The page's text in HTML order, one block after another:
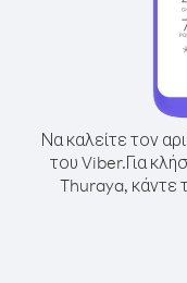
Να καλείτε τον
του Viber.Για
Thuraya, κάντε